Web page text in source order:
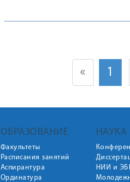
« 1
ОБРАЗОВАНИЕ
Факультеты
Расписания занятий
Аспирантура
Ординатура
НАУКА
НИИ и